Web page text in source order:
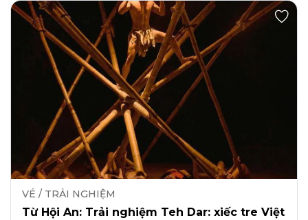
VÉ / TRẢI NGHIỆM
Từ Hội An: Trải nghiệm Teh Dar: xiếc tre Việt